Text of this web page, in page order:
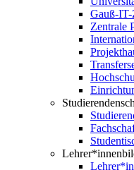
Gauß-
Zentrale